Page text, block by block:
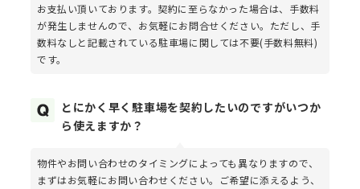
お支払い頂いております。契約に至らなかった場合は、手数料
が発生しませんので、お気軽にお問合せください。ただし、手
数料なしと記載されている駐車場に関しては不要(手数料無料)
です。
とにかく早く駐車場を契約したいのですがいつか
ら使えますか？
物件やお問い合わせのタイミングによっても異なりますので、
まずはお気軽にお問い合わせください。ご希望に添えるよう、